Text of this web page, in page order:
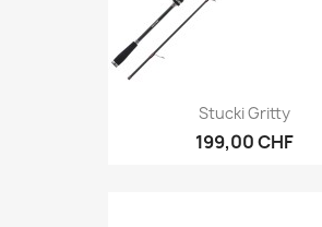
Stucki Gritty
199,00 CHF